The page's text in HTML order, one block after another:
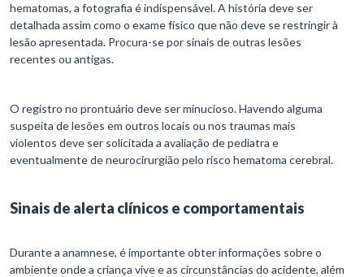
hematomas, a fotografia é indispensável. A história deve ser
detalhada assim como o exame físico que não deve se restringir à
lesão apresentada. Procura-se por sinais de outras lesões
recentes ou antigas.
O registro no prontuário deve ser minucioso. Havendo alguma
suspeita de lesões em outros locais ou nos traumas mais
violentos deve ser solicitada a avaliação de pediatra e
eventualmente de neurocirurgião pelo risco hematoma cerebral.
Sinais de alerta clínicos e comportamentais
Durante a anamnese, é importante obter informações sobre o
ambiente onde a criança vive e as circunstâncias do acidente, além